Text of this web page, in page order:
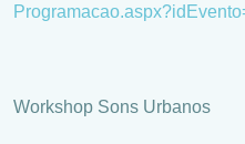
Workshop Sons Urbanos